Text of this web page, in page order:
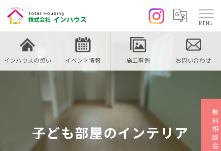
インハウスの想い イベント情報 施工事例 お問い合わせ
子ども部屋のインテリア
無料相談会